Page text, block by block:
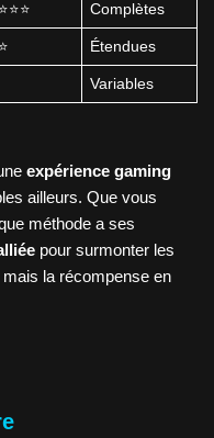
Complètes
Étendues
Variables
expérience gaming
ailleurs. Que vous
méthode a ses
pour surmonter les
la récompense en